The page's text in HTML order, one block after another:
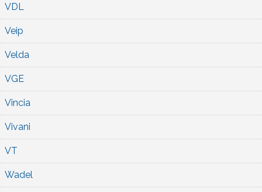
VDL
Veip
Velda
VGE
Vincia
Vivani
VT
Wadel